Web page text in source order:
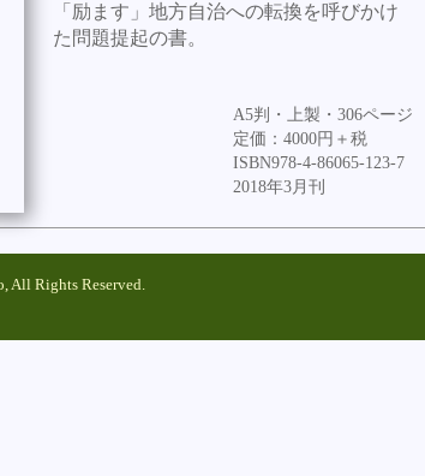
「励ます」地方自治への転換を呼びかけ
た問題提起の書。
A5判・上製・306ページ
定価：4000円＋税
ISBN978-4-86065-123-7
2018年3月刊
All Rights Reserved.